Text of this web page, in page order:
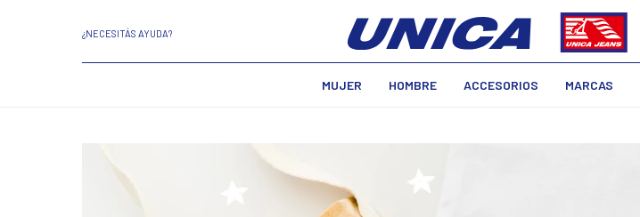
MUJER HOMBRE ACCESORIOS MARCAS
¿NECESITÁS AYUDA?